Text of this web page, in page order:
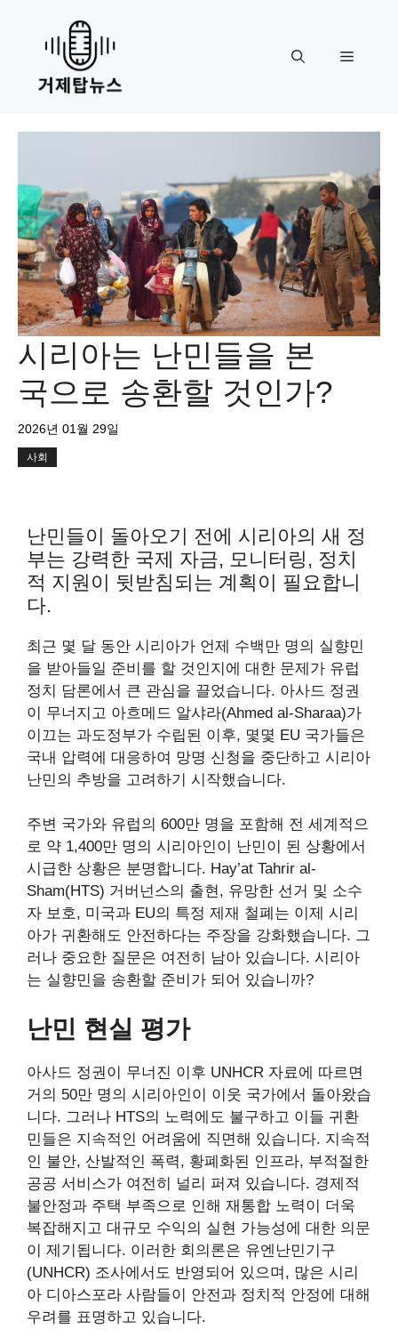
content
Menu
시리아는 난민들을 본
국으로 송환할 것인가?
2026년 01월 29일
사회
난민들이 돌아오기 전에 시리아의 새 정
부는 강력한 국제 자금, 모니터링, 정치
적 지원이 뒷받침되는 계획이 필요합니
다.
최근 몇 달 동안 시리아가 언제 수백만 명의 실향민
을 받아들일 준비를 할 것인지에 대한 문제가 유럽
정치 담론에서 큰 관심을 끌었습니다. 아사드 정권
이 무너지고 아흐메드 알샤라(Ahmed al-Sharaa)가
이끄는 과도정부가 수립된 이후, 몇몇 EU 국가들은
국내 압력에 대응하여 망명 신청을 중단하고 시리아
난민의 추방을 고려하기 시작했습니다.
주변 국가와 유럽의 600만 명을 포함해 전 세계적으
로 약 1,400만 명의 시리아인이 난민이 된 상황에서
시급한 상황은 분명합니다. Hay’at Tahrir al-
Sham(HTS) 거버넌스의 출현, 유망한 선거 및 소수
자 보호, 미국과 EU의 특정 제재 철폐는 이제 시리
아가 귀환해도 안전하다는 주장을 강화했습니다. 그
러나 중요한 질문은 여전히 ​​남아 있습니다. 시리아
는 실향민을 송환할 준비가 되어 있습니까?
난민 현실 평가
아사드 정권이 무너진 이후 UNHCR 자료에 따르면
거의 50만 명의 시리아인이 이웃 국가에서 돌아왔습
니다. 그러나 HTS의 노력에도 불구하고 이들 귀환
민들은 지속적인 어려움에 직면해 있습니다. 지속적
인 불안, 산발적인 폭력, 황폐화된 인프라, 부적절한
공공 서비스가 여전히 널리 퍼져 있습니다. 경제적
불안정과 주택 부족으로 인해 재통합 노력이 더욱
복잡해지고 대규모 수익의 실현 가능성에 대한 의문
이 제기됩니다. 이러한 회의론은 유엔난민기구
(UNHCR) 조사에서도 반영되어 있으며, 많은 시리
아 디아스포라 사람들이 안전과 정치적 안정에 대해
우려를 표명하고 있습니다.